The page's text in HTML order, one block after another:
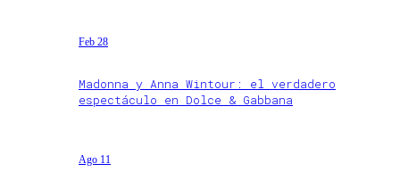
Feb 28
Madonna y Anna Wintour: el verdadero
espectáculo en Dolce & Gabbana
Ago 11